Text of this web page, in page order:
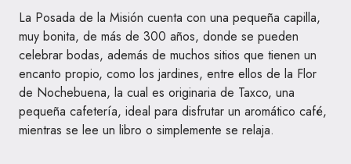
La Posada de la Misión cuenta con una pequeña capilla,
muy bonita, de más de 300 años, donde se pueden
celebrar bodas, además de muchos sitios que tienen un
encanto propio, como los jardines, entre ellos de la Flor
de Nochebuena, la cual es originaria de Taxco, una
pequeña cafetería, ideal para disfrutar un aromático café,
mientras se lee un libro o simplemente se relaja.